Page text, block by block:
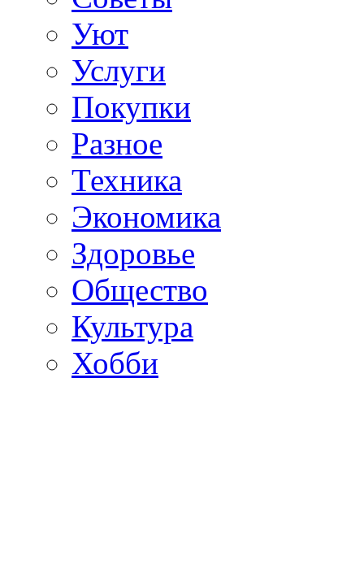
Уют
Услуги
Покупки
Разное
Техника
Экономика
Здоровье
Общество
Культура
Хобби